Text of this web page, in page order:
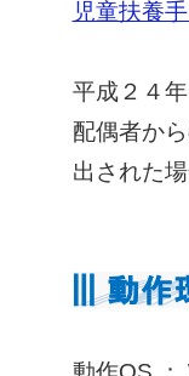
児童扶養
平成２４
配偶者か
出された
動作OS ：